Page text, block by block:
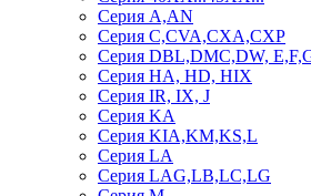
Серия A,AN
Серия C,CVA,CXA,CXP
Серия DBL,DMC,DW,
Серия HA, HD, HIX
Серия IR, IX, J
Серия KA
Серия KIA,KM,KS,L
Серия LA
Серия LAG,LB,LC,LG